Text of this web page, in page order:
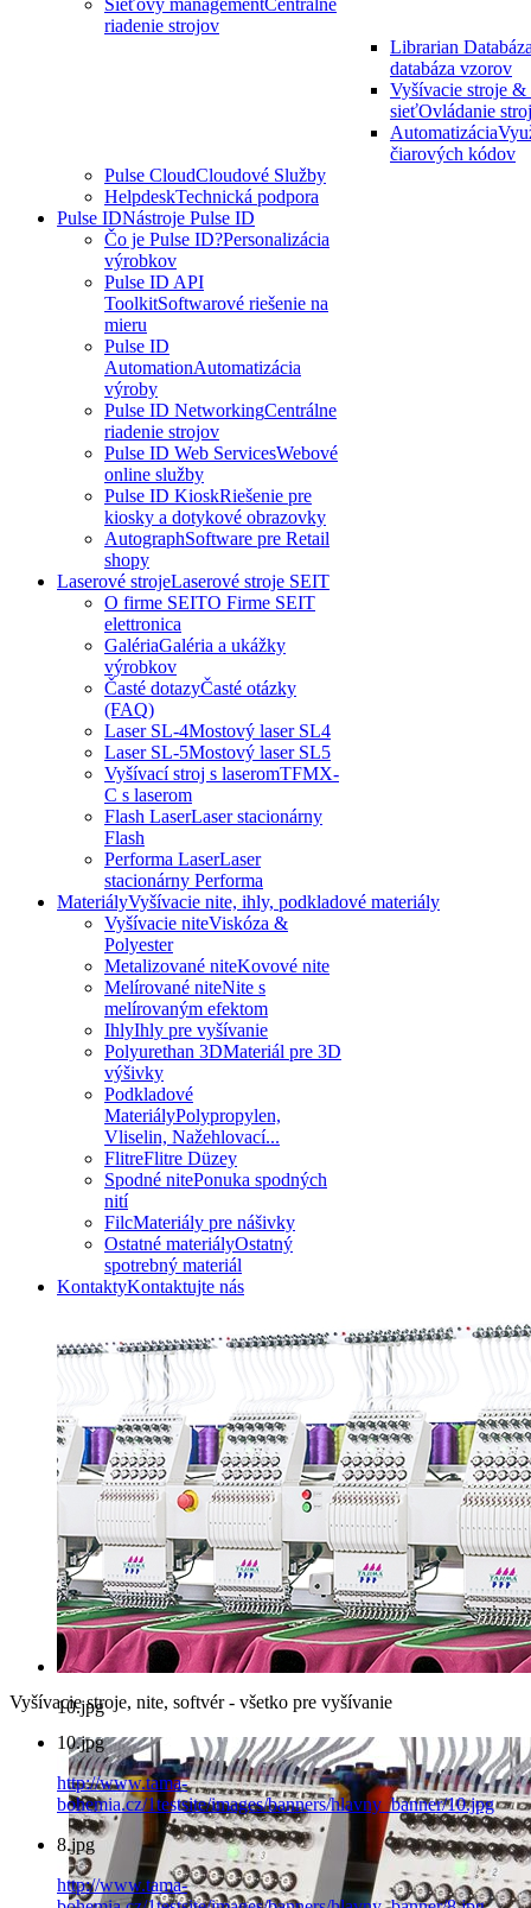
Sieťový managementCentrálne
riadenie strojov
Librarian
databáza vzorov
Vyšívacie stroje
sieťOvládanie
Automatizácia
čiarových kódov
Pulse CloudCloudové Služby
HelpdeskTechnická podpora
Pulse IDNástroje Pulse ID
Čo je Pulse ID?Personalizácia
výrobkov
Pulse ID API
ToolkitSoftwarové riešenie na
mieru
Pulse ID
AutomationAutomatizácia
výroby
Pulse ID NetworkingCentrálne
riadenie strojov
Pulse ID Web ServicesWebové
online služby
Pulse ID KioskRiešenie pre
kiosky a dotykové obrazovky
AutographSoftware pre Retail
shopy
Laserové strojeLaserové stroje SEIT
O firme SEITO Firme SEIT
elettronica
GalériaGaléria a ukážky
výrobkov
Časté dotazyČasté otázky
(FAQ)
Laser SL-4Mostový laser SL4
Laser SL-5Mostový laser SL5
Vyšívací stroj s laseromTFMX-
C s laserom
Flash LaserLaser stacionárny
Flash
Performa LaserLaser
stacionárny Performa
MateriályVyšívacie nite, ihly, podkladové materiály
Vyšívacie niteViskóza &
Polyester
Metalizované niteKovové nite
Melírované niteNite s
melírovaným efektom
IhlyIhly pre vyšívanie
Polyurethan 3DMateriál pre 3D
výšivky
Podkladové
MateriályPolypropylen,
Vliselin, Nažehlovací...
FlitreFlitre Düzey
Spodné nitePonuka spodných
nití
FilcMateriály pre nášivky
Ostatné materiályOstatný
spotrebný materiál
KontaktyKontaktujte nás
10.jpg
Vyšívacie stroje, nite, softvér - všetko pre vyšívanie
10.jpg
http://www.tama-
bohemia.cz/1testsite/images/banners/hlavny_banner/10.jpg
8.jpg
http://www.tama-